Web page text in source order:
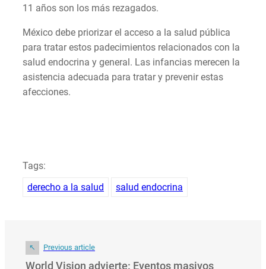
11 años son los más rezagados.
México debe priorizar el acceso a la salud pública
para tratar estos padecimientos relacionados con la
salud endocrina y general. Las infancias merecen la
asistencia adecuada para tratar y prevenir estas
afecciones.
Tags:
derecho a la salud
salud endocrina
Previous article
World Vision advierte: Eventos masivos